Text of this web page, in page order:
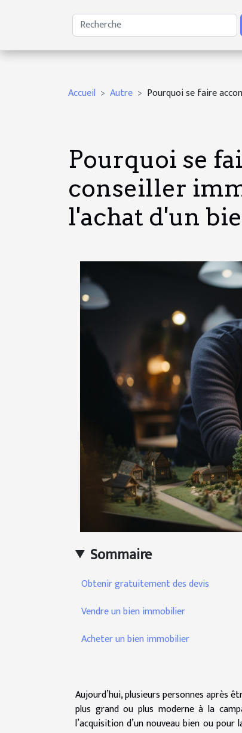
Accueil Autre Pourquoi se faire
Pourquoi se
conseiller
l'achat d'un
Sommaire
Obtenir gratuitement des devis
Vendre un bien immobilier
Acheter un bien immobilier
Aujourd’hui, plusieurs personnes après
plus grand ou plus moderne à la
l’acquisition d’un nouveau bien ou